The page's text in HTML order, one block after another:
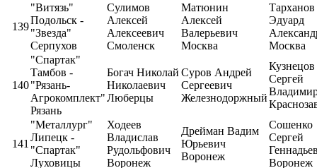
139
"Витязь"
Подольск -
"Звезда"
Серпухов
Сулимов
Алексей
Алексеевич
Смоленск
Матюнин
Алексей
Валерьевич
Москва
Тарханов
Эдуард
Москва
140
"Спартак"
Тамбов -
"Рязань-
Агрокомплект"
Рязань
Богач Николай
Николаевич
Люберцы
Суров Андрей
Сергеевич
Железнодоржный
Кузнецов
Сергей
141
"Металлург"
Липецк -
"Спартак"
Луховицы
Ходеев
Владислав
Рудольфович
Воронеж
Дрейман Вадим
Юрьевич
Воронеж
Сошенко
Сергей
Воронеж